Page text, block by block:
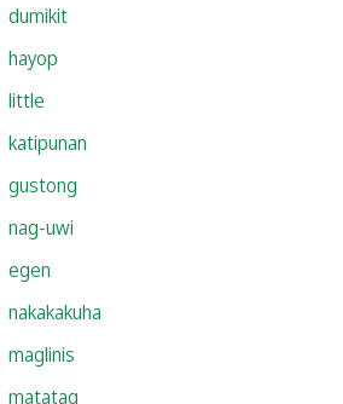
dumikit
hayop
little
katipunan
gustong
nag-uwi
egen
nakakakuha
maglinis
matatag